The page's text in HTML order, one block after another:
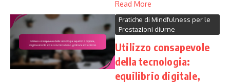
Read More
Pratiche di Mindfulness per le
Prestazioni diurne
Utilizzo consapevole
della tecnologia:
equilibrio digitale,